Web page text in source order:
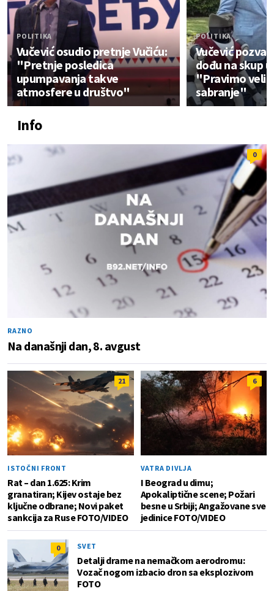
POLITIKA
Vučević osudio pretnje Vučiću:
"Pretnje posledica
upumpavanja takve
atmosfere u društvo"
POLITIKA
Vučević
dođu na skup
"Pravimo
sabranje"
Info
0
RAZNO
Na današnji dan, 8. avgust
21
ISTOČNI FRONT
Rat – dan 1.625: Krim
granatiran; Kijev ostaje bez
ključne odbrane; Novi paket
sankcija za Ruse FOTO/VIDEO
6
VATRA DIVLJA
I Beograd u dimu;
Apokaliptične scene; Požari
besne u Srbiji; Angažovane sve
jedinice FOTO/VIDEO
0 SVET
Detalji drame na nemačkom aerodromu:
Vozač nogom izbacio dron sa eksplozivom
FOTO